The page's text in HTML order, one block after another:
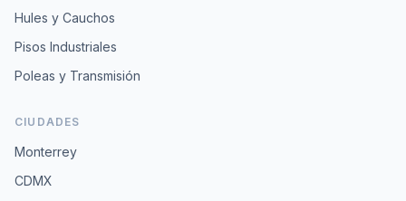
Hules y Cauchos
Pisos Industriales
Poleas y Transmisión
CIUDADES
Monterrey
CDMX